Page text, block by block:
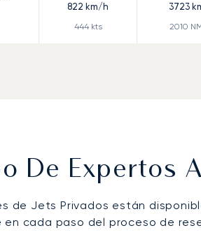
822 km/h
444kts
3723
2010
De Expertos
de Jets Privados están
en cada paso del proceso de